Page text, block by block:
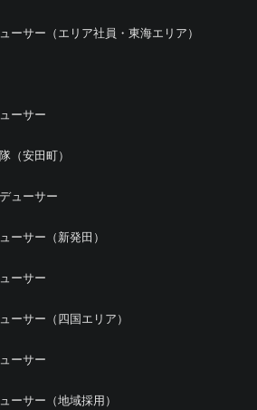
ーサー（エリア社員・東海エリア）
ーサー
（安田町）
ューサー
ーサー（新発田）
ーサー
ーサー（四国エリア）
ーサー
ーサー（地域採用）